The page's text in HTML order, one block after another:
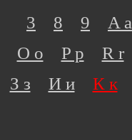
3 8 9 A a
O o
P p R r
З з
И и К к